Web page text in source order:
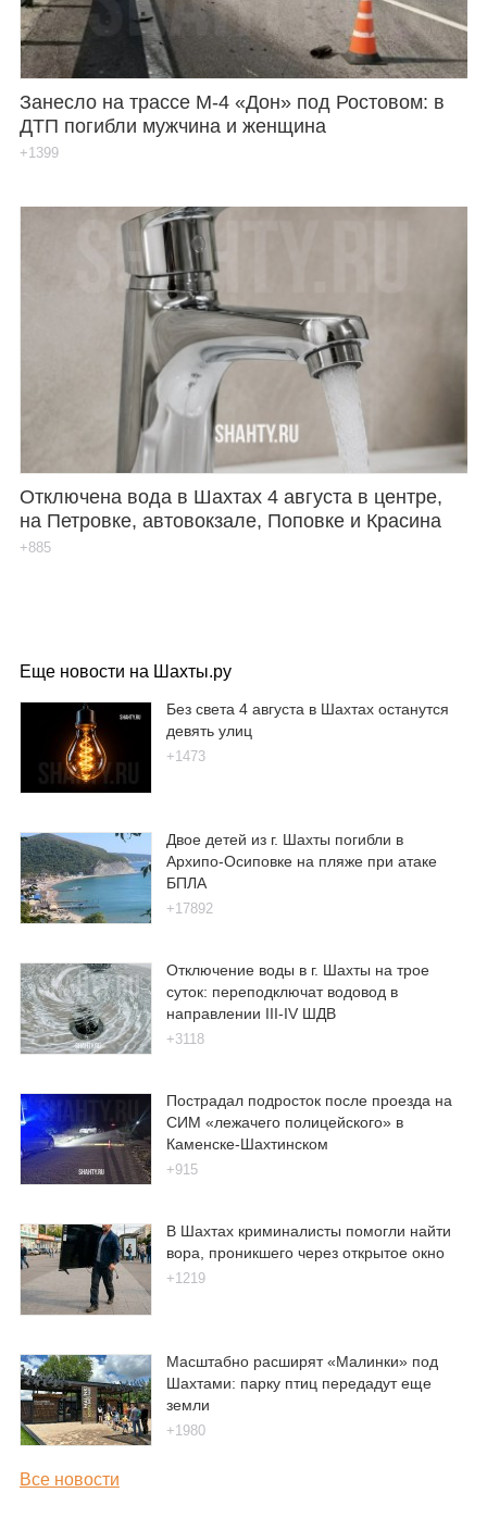
Занесло на трассе М-4 «Дон» под Ростовом: в
ДТП погибли мужчина и женщина
+1399
Отключена вода в Шахтах 4 августа в центре,
на Петровке, автовокзале, Поповке и Красина
+885
Еще новости на Шахты.ру
Без света 4 августа в Шахтах останутся
девять улиц
+1473
Двое детей из г. Шахты погибли в
Архипо-Осиповке на пляже при атаке
БПЛА
+17892
Отключение воды в г. Шахты на трое
суток: переподключат водовод в
направлении III-IV ШДВ
+3118
Пострадал подросток после проезда на
СИМ «лежачего полицейского» в
Каменске-Шахтинском
+915
В Шахтах криминалисты помогли найти
вора, проникшего через открытое окно
+1219
Масштабно расширят «Малинки» под
Шахтами: парку птиц передадут еще
земли
+1980
Все новости